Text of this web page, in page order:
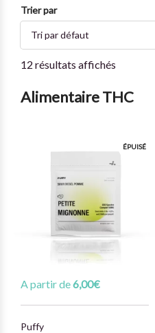
Trier par
12 résultats affichés
Alimentaire THC
ÉPUISÉ
A partir de6,00€
Puffy